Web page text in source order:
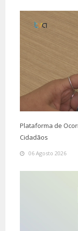
Plataforma de
Cidadãos
06 Agosto 2026